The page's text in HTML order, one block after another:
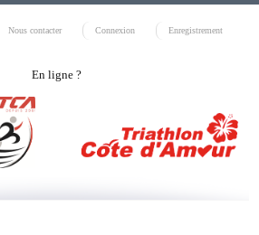
Nous contacter Connexion Enregistrement
En ligne ?